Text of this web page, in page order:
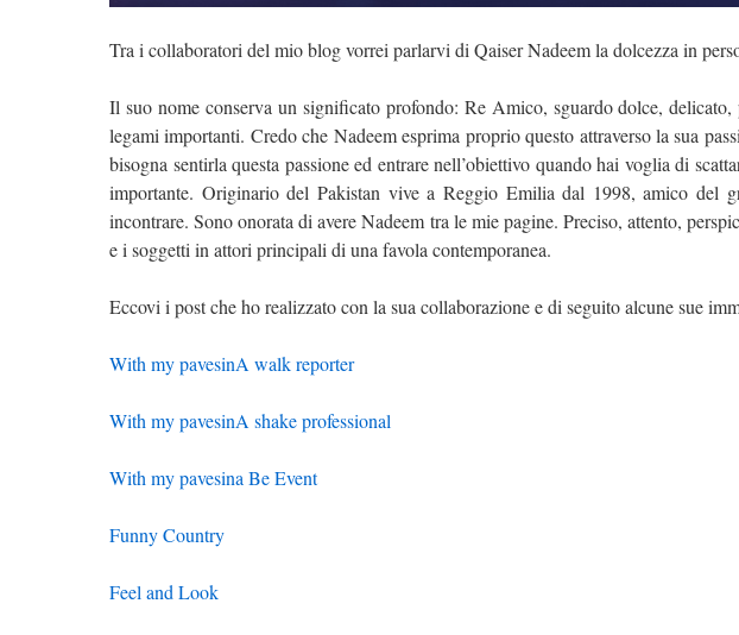
Tra i collaboratori del mio blog vorrei parlarvi di Qaiser Nadeem la dolcezza in
Il suo nome conserva un significato profondo: Re Amico, sguardo dolce,
legami importanti. Credo che Nadeem esprima proprio questo attraverso la sua
bisogna sentirla questa passione ed entrare nell’obiettivo quando hai voglia di
importante. Originario del Pakistan vive a Reggio Emilia dal 1998, amico del
incontrare. Sono onorata di avere Nadeem tra le mie pagine. Preciso, attento,
e i soggetti in attori principali di una favola contemporanea.
Eccovi i post che ho realizzato con la sua collaborazione e di seguito alcune sue
With my pavesinA walk reporter
With my pavesinA shake professional
With my pavesina Be Event
Funny Country
Feel and Look